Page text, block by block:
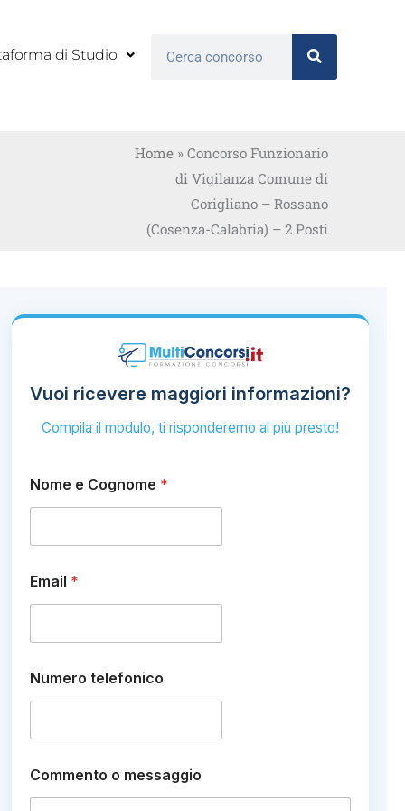
di Studio Cerca
Home» Concorso Funzionario
di Vigilanza Comune di
Corigliano – Rossano
(Cosenza-Calabria) – 2 Posti
Vuoi ricevere maggiori informazioni?
Compila il modulo, ti risponderemo al più presto!
Nome e Cognome *
Email *
Numero telefonico
o
m
Commento o messaggio